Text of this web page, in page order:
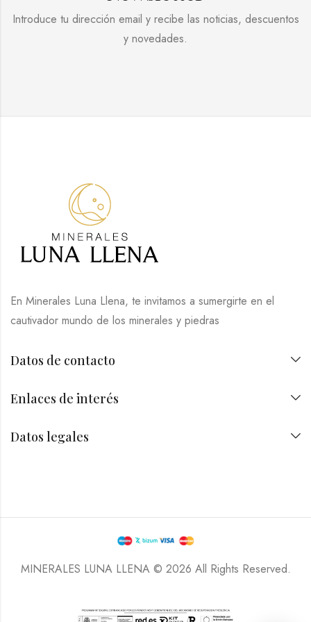
Introduce tu dirección email y recibe las noticias, descuentos
y novedades.
En Minerales Luna Llena, te invitamos a sumergirte en el
cautivador mundo de los minerales y piedras
Datos de contacto
Enlaces de interés
Datos legales
MINERALES LUNA LLENA © 2026 All Rights Reserved.